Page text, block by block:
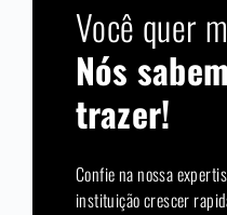
Você quer
Nós
trazer!
Confie na nossa
instituição crescer